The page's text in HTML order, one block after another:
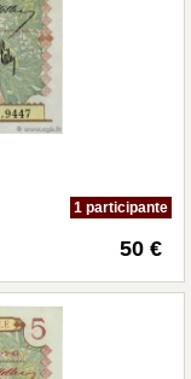
1 participante
50 €